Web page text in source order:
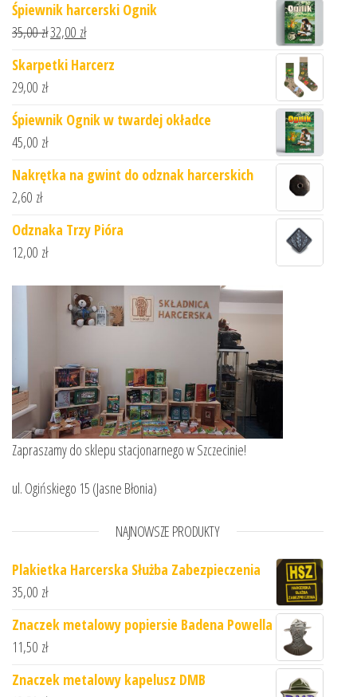
Śpiewnik harcerski Ognik
35,00złPierwotna cena wynosiła: 35,00 zł.
32,00 złAktualna cena wynosi: 32,00 zł.
Skarpetki Harcerz
29,00 zł
Śpiewnik Ognik w twardej okładce
45,00 zł
Nakrętka na gwint do odznak harcerskich
2,60 zł
Odznaka Trzy Pióra
12,00 zł
Zapraszamy do sklepu stacjonarnego w Szczecinie!
ul. Ogińskiego 15 (Jasne Błonia)
NAJNOWSZE PRODUKTY
Plakietka Harcerska Służba Zabezpieczenia
35,00 zł
Znaczek metalowy popiersie Badena Powella
11,50 zł
Znaczek metalowy kapelusz DMB